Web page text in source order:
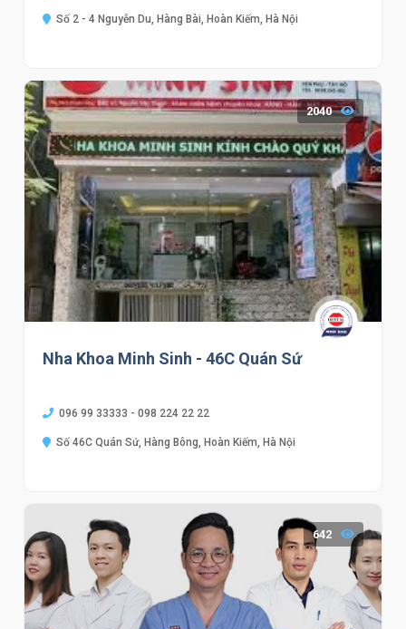
Số 2 - 4 Nguyễn Du, Hàng Bài, Hoàn Kiếm, Hà Nội
2040
Nha Khoa Minh Sinh - 46C Quán Sứ
096 99 33333 - 098 224 22 22
Số 46C Quán Sứ, Hàng Bông, Hoàn Kiếm, Hà Nội
642